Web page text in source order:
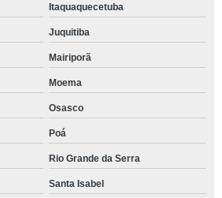
Itaquaquecetuba
Juquitiba
Mairiporã
Moema
Osasco
Poá
Rio Grande da Serra
Santa Isabel